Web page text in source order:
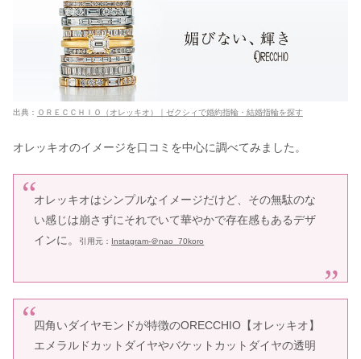
ビジュピコの指輪アフターサービス
は？サイズ直し・クリーニング・保証
まとめ
モニッケンダムをつけてる芸能人！結
婚指輪の年齢層＆対象年齢は？
結婚指輪してる芸能人・有名人が愛
用！おしゃれ人気ブランド10選
芸能人でつけてる人は？
は？年齢層や対象年齢も
出典： ＯＲＥＣＣＨＩＯ（オレッキオ）｜ゼクシィで婚約指輪・結婚指輪を探す
オレッキオのイメージを口コミを中心に調べてみました。
オレッキオはシンプルなイメージだけど、その無駄のな
い感じは崩さずにそれでいて華やかで存在感もあるデザ
インに。
引用元： Instagram-＠nao_70koro
四角いダイヤモンドが特徴のORECCHIO【オレッキオ】
エメラルドカットダイヤやバケットカットダイヤの透明